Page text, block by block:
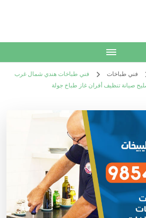
فني طباخات
فني طباخات هندي شمال غرب